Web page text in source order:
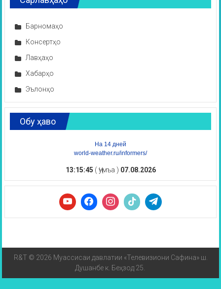
Барномаҳо
Консертҳо
Лавҳаҳо
Хабарҳо
Эълонҳо
Обу ҳаво
На 14 дней
world-weather.ru/informers/
13:15:45 ( Ҷумъа ) 07.08.2026
R&T © 2026 Муассисаи давлатии «Телевизиони Сафина» ш.
Душанбе к. Беҳзод 25.